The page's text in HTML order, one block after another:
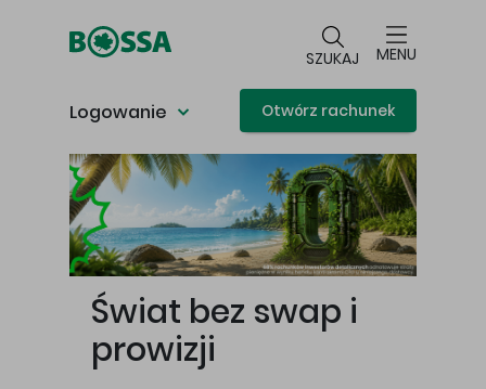
SZUKAJ MENU
Logowanie Otwórz rachunek
Główna treść
Świat bez swap i
prowizji